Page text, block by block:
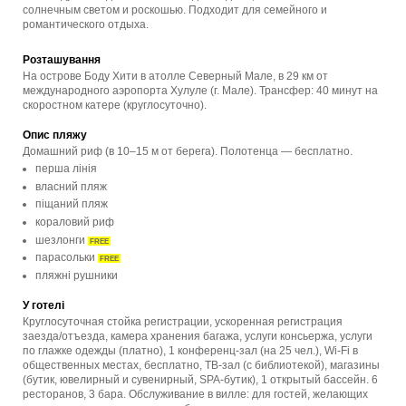
солнечным светом и роскошью. Подходит для семейного и
романтического отдыха.
Розташування
На острове Боду Хити в атолле Северный Мале, в 29 км от
международного аэропорта Хулуле (г. Мале). Трансфер: 40 минут на
скоростном катере (круглосуточно).
Опис пляжу
Домашний риф (в 10–15 м от берега). Полотенца — бесплатно.
перша лінія
власний пляж
піщаний пляж
кораловий риф
шезлонги FREE
парасольки FREE
пляжні рушники
У готелі
Круглосуточная стойка регистрации, ускоренная регистрация
заезда/отъезда, камера хранения багажа, услуги консьержа, услуги
по глажке одежды (платно), 1 конференц-зал (на 25 чел.), Wi-Fi в
общественных местах, бесплатно, ТВ-зал (с библиотекой), магазины
(бутик, ювелирный и сувенирный, SPA-бутик), 1 открытый бассейн. 6
ресторанов, 3 бара. Обслуживание в вилле: для гостей, желающих